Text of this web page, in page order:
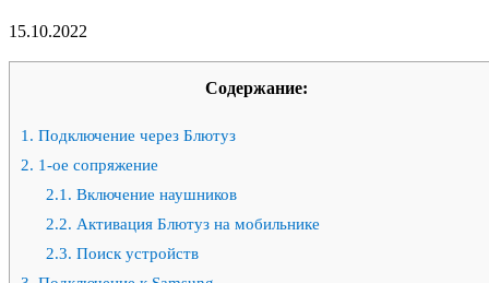
15.10.2022
Содержание:
1. Подключение через Блютуз
2. 1-ое сопряжение
2.1. Включение наушников
2.2. Активация Блютуз на мобильнике
2.3. Поиск устройств